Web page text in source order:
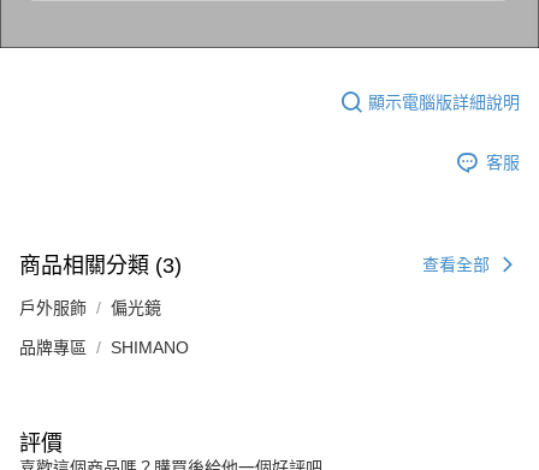
顯示電腦版詳細說明
客服
商品相關分類 (3) 查看全部
戶外服飾 偏光鏡
品牌專區 SHIMANO
評價